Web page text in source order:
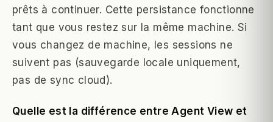
prêts à continuer. Cette persistance fonctionne
tant que vous restez sur la même machine. Si
vous changez de machine, les sessions ne
suivent pas (sauvegarde locale uniquement,
pas de sync cloud).
Quelle est la différence entre Agent View et